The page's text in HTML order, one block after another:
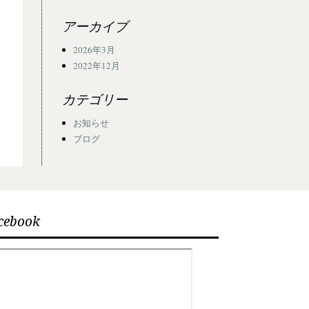
アーカイブ
2026年3月
2022年12月
カテゴリー
お知らせ
ブログ